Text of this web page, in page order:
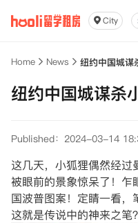
City
Home News 纽约中国城谋
纽约中国城谋杀
Published：2024-03-14
这几天，小狐狸偶然经过
被眼前的景象惊呆了！乍
国波普图案！定睛一看，
这就是传说中的神来之笔？